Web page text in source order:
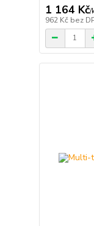
1 164 Kč/
962 Kč bez